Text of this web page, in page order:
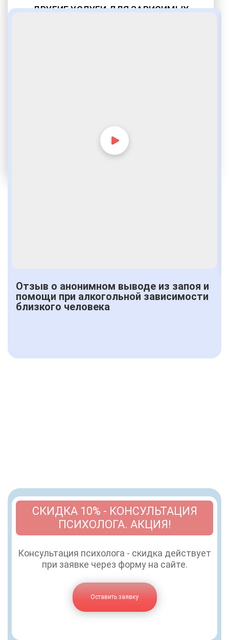
ДРУГИЕ УСЛУГИ ДЛЯ ЗАВИСИМЫХ
Отзыв о анонимном выводе из запоя и
помощи при алкогольной зависимости
близкого человека
СКИДКА 10% - КОНСУЛЬТАЦИЯ
ПСИХОЛОГА. АКЦИЯ!
Консультация психолога - скидка действует
при заявке через форму на сайте.
Оставить заявку